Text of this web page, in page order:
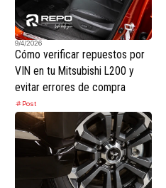
9/4/2026
Cómo verificar repuestos por
VIN en tu Mitsubishi L200 y
evitar errores de compra
Post